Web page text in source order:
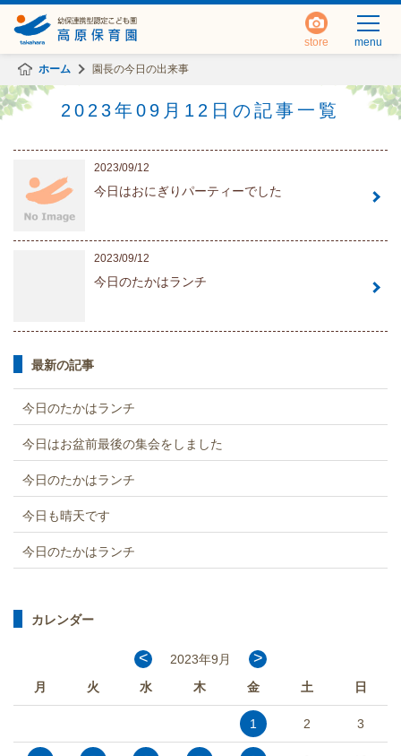
menu
store
ホーム 園長の今日の出来事
2023年09月12日の記事一覧
2023/09/12
今日はおにぎりパーティーでした
2023/09/12
今日のたかはランチ
最新の記事
今日のたかはランチ
今日はお盆前最後の集会をしました
今日のたかはランチ
今日も晴天です
今日のたかはランチ
カレンダー
< 2023年9月 >
月 火 水 木 金 土 日
1 2 3